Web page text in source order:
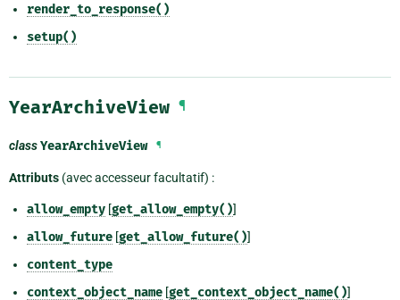
render_to_response()
setup()
YearArchiveView ¶
classYearArchiveView ¶
Attributs (avec accesseur facultatif) :
allow_empty [get_allow_empty()]
allow_future [get_allow_future()]
content_type
context_object_name [get_context_object_name()]